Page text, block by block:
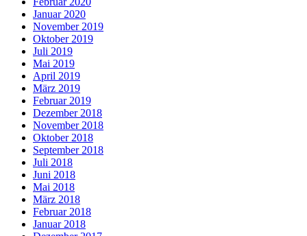
Januar 2020
November 2019
Oktober 2019
Juli 2019
Mai 2019
April 2019
März 2019
Februar 2019
Dezember 2018
November 2018
Oktober 2018
September 2018
Juli 2018
Juni 2018
Mai 2018
März 2018
Februar 2018
Januar 2018